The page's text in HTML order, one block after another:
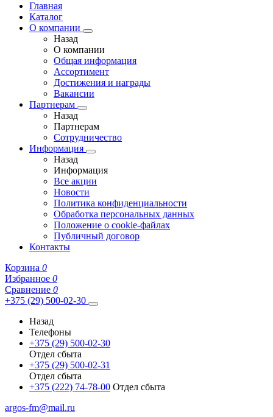
Главная
Каталог
О компании
Назад
О компании
Общая информация
Ассортимент
Достижения и награды
Вакансии
Партнерам
Назад
Партнерам
Сотрудничество
Информация
Назад
Информация
Все акции
Новости
Политика конфиденциальности
Обработка персональных данных
Положение о cookie-файлах
Публичный договор
Контакты
Корзина 0
Избранное 0
Сравнение 0
+375 (29) 500-02-30
Назад
Телефоны
+375 (29) 500-02-30
Отдел сбыта
+375 (29) 500-02-31
Отдел сбыта
+375 (222) 74-78-00 Отдел сбыта
argos-fm@mail.ru